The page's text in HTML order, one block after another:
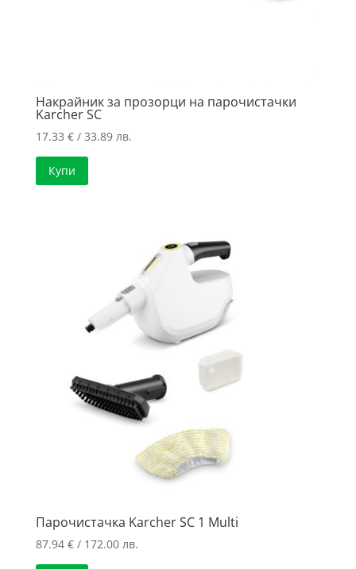
Накрайник за прозорци на парочистачки
Karcher SC
17.33 €/ 33.89 лв.
Купи
Парочистачка Karcher SC 1 Multi
87.94 €/ 172.00 лв.